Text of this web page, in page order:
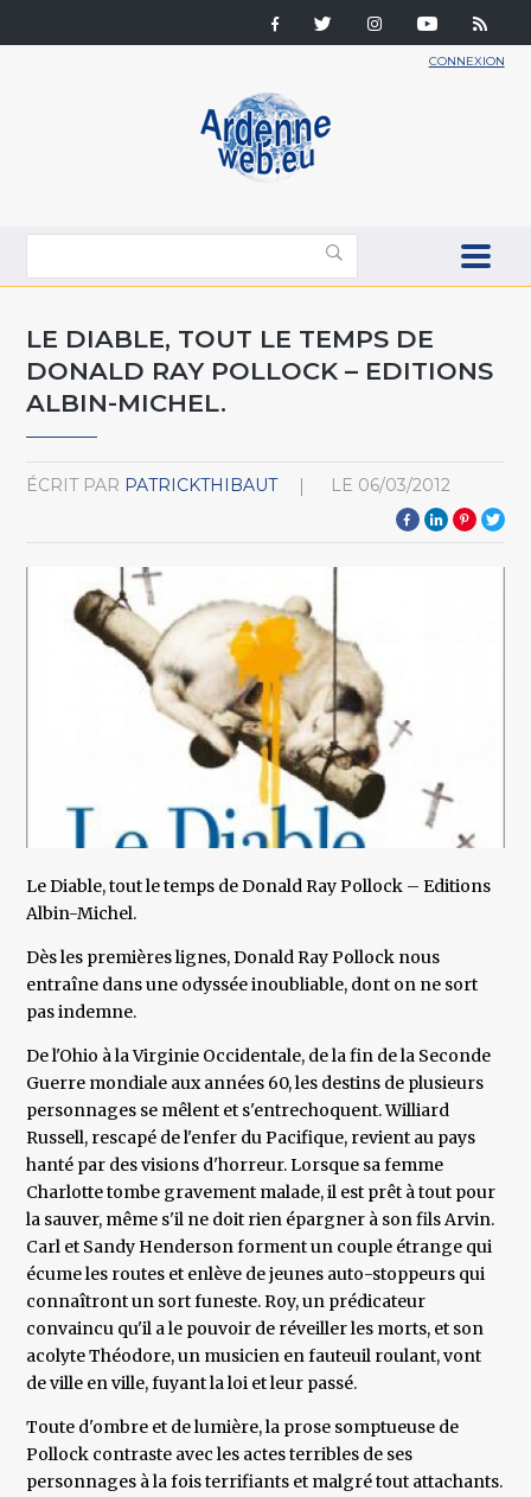
CONNEXION
LE DIABLE, TOUT LE TEMPS DE
DONALD RAY POLLOCK – EDITIONS
ALBIN-MICHEL.
ÉCRIT PAR PATRICKTHIBAUT LE 06/03/2012
Le Diable, tout le temps de Donald Ray Pollock – Editions
Albin-Michel.
Dès les premières lignes, Donald Ray Pollock nous
entraîne dans une odyssée inoubliable, dont on ne sort
pas indemne.
De l'Ohio à la Virginie Occidentale, de la fin de la Seconde
Guerre mondiale aux années 60, les destins de plusieurs
personnages se mêlent et s'entrechoquent. Williard
Russell, rescapé de l'enfer du Pacifique, revient au pays
hanté par des visions d'horreur. Lorsque sa femme
Charlotte tombe gravement malade, il est prêt à tout pour
la sauver, même s'il ne doit rien épargner à son fils Arvin.
Carl et Sandy Henderson forment un couple étrange qui
écume les routes et enlève de jeunes auto-stoppeurs qui
connaîtront un sort funeste. Roy, un prédicateur
convaincu qu'il a le pouvoir de réveiller les morts, et son
acolyte Théodore, un musicien en fauteuil roulant, vont
de ville en ville, fuyant la loi et leur passé.
Toute d'ombre et de lumière, la prose somptueuse de
Pollock contraste avec les actes terribles de ses
personnages à la fois terrifiants et malgré tout attachants.